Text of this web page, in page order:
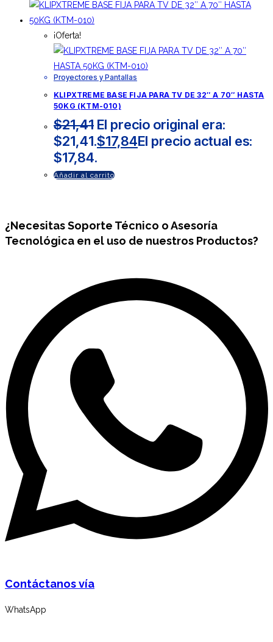
¡Oferta!
Proyectores y Pantallas
KLIPXTREME BASE FIJA PARA TV DE 32″ A 70″ HASTA
50KG (KTM-010)
$21,41 El precio original era:
$21,41.$17,84El precio actual es:
$17,84.
Añadir al carrito
¿NecesitasSoporte Técnico o Asesoría
Tecnológica en el uso de nuestros Productos?
Contáctanos vía
WhatsApp